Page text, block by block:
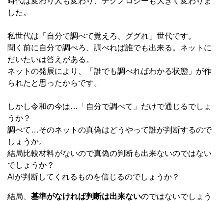
した。
私世代は「自分で調べて覚えろ、ググれ」世代です。
聞く前に自分で調べろ、調べれば誰でも出来る。ネットに
だいたいは答えがある。
ネットの発展により、「誰でも調べればわかる状態」が作
られたと思ったからです。
しかし令和の今は…「自分で調べて」だけで通じるでしょ
うか？
調べて…そのネットの真偽はどうやって誰が判断するので
しょうか。
結局比較材料がないので真偽の判断も出来ないのではない
でしょうか？
AIが判断してくれるものを信じるのでしょうか？
結局、 基準がなければ判断は出来ないのではないでしょう